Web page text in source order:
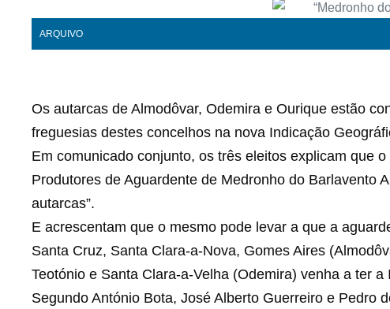
ARQUIVO
Os autarcas de Almodôvar, Odemira e Ourique estão
freguesias destes concelhos na nova Indicação
Em comunicado conjunto, os três eleitos explicam que
Produtores de Aguardente de Medronho do Barlavento
autarcas”.
E acrescentam que o mesmo pode levar a que a
Santa Cruz, Santa Clara-a-Nova, Gomes Aires
Teotónio e Santa Clara-a-Velha (Odemira) venha a ter
Segundo António Bota, José Alberto Guerreiro e Pedro